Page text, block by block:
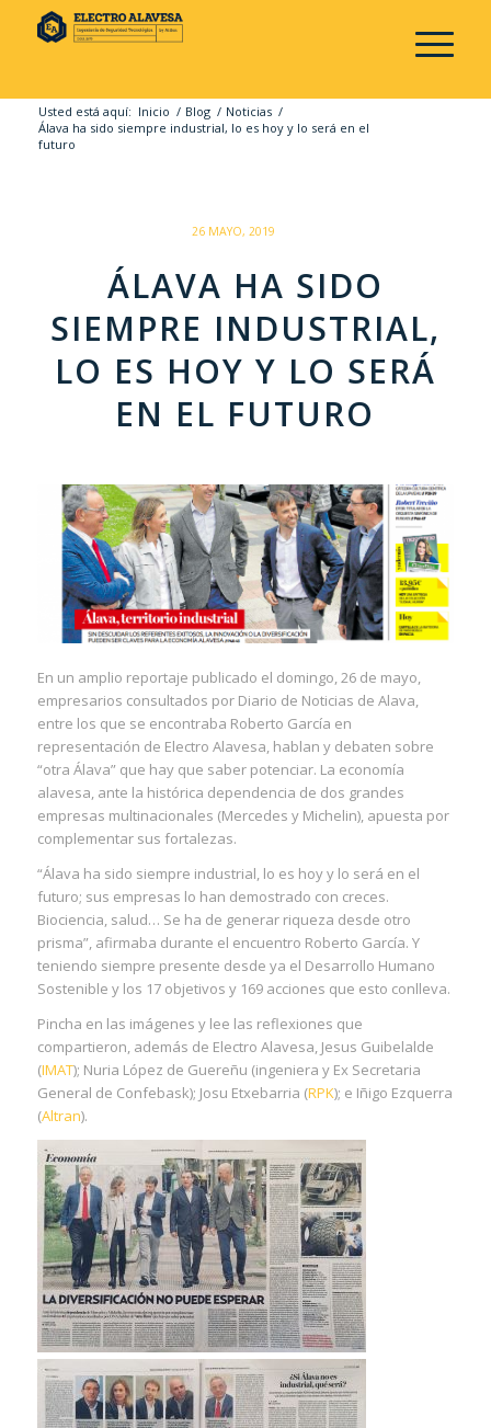
Usted está aquí: Inicio / Blog / Noticias /
Álava ha sido siempre industrial, lo es hoy y lo será en el
futuro
26 MAYO, 2019
/
ÁLAVA HA SIDO
SIEMPRE INDUSTRIAL,
LO ES HOY Y LO SERÁ
EN EL FUTURO
En un amplio reportaje publicado el domingo, 26 de mayo,
empresarios consultados por Diario de Noticias de Alava,
entre los que se encontraba Roberto García en
representación de Electro Alavesa, hablan y debaten sobre
“otra Álava” que hay que saber potenciar. La economía
alavesa, ante la histórica dependencia de dos grandes
empresas multinacionales (Mercedes y Michelin), apuesta por
complementar sus fortalezas.
“Álava ha sido siempre industrial, lo es hoy y lo será en el
futuro; sus empresas lo han demostrado con creces.
Biociencia, salud… Se ha de generar riqueza desde otro
prisma”, afirmaba durante el encuentro Roberto García. Y
teniendo siempre presente desde ya el Desarrollo Humano
Sostenible y los 17 objetivos y 169 acciones que esto conlleva.
Pincha en las imágenes y lee las reflexiones que
compartieron, además de Electro Alavesa, Jesus Guibelalde
(IMAT); Nuria López de Guereñu (ingeniera y Ex Secretaria
General de Confebask); Josu Etxebarria (RPK); e Iñigo Ezquerra
(Altran).